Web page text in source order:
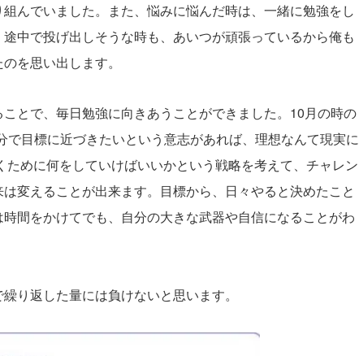
んでいました。また、悩みに悩んだ時は、一緒に勉強をし
中で投げ出しそうな時も、あいつが頑張っているから俺も
を思い出します。
とで、毎日勉強に向きあうことができました。10月の時の
目標に近づきたいという意志があれば、理想なんて現実に
めに何をしていけばいいかという戦略を考えて、チャレン
変えることが出来ます。目標から、日々やると決めたこと
間をかけてでも、自分の大きな武器や自信になることがわ
り返した量には負けないと思います。